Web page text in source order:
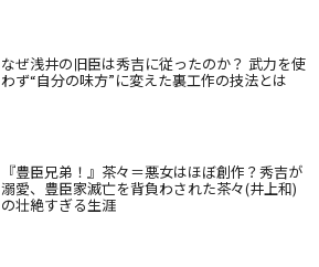
なぜ浅井の旧臣は秀吉に従ったのか？ 武力を使
わず“自分の味方”に変えた裏工作の技法とは
『豊臣兄弟！』茶々＝悪女はほぼ創作？秀吉が
溺愛、豊臣家滅亡を背負わされた茶々(井上和)
の壮絶すぎる生涯